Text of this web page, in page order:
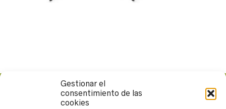
Gestionar el
consentimiento de las
cookies
Calle Rueda López, 13. 04004. Almería